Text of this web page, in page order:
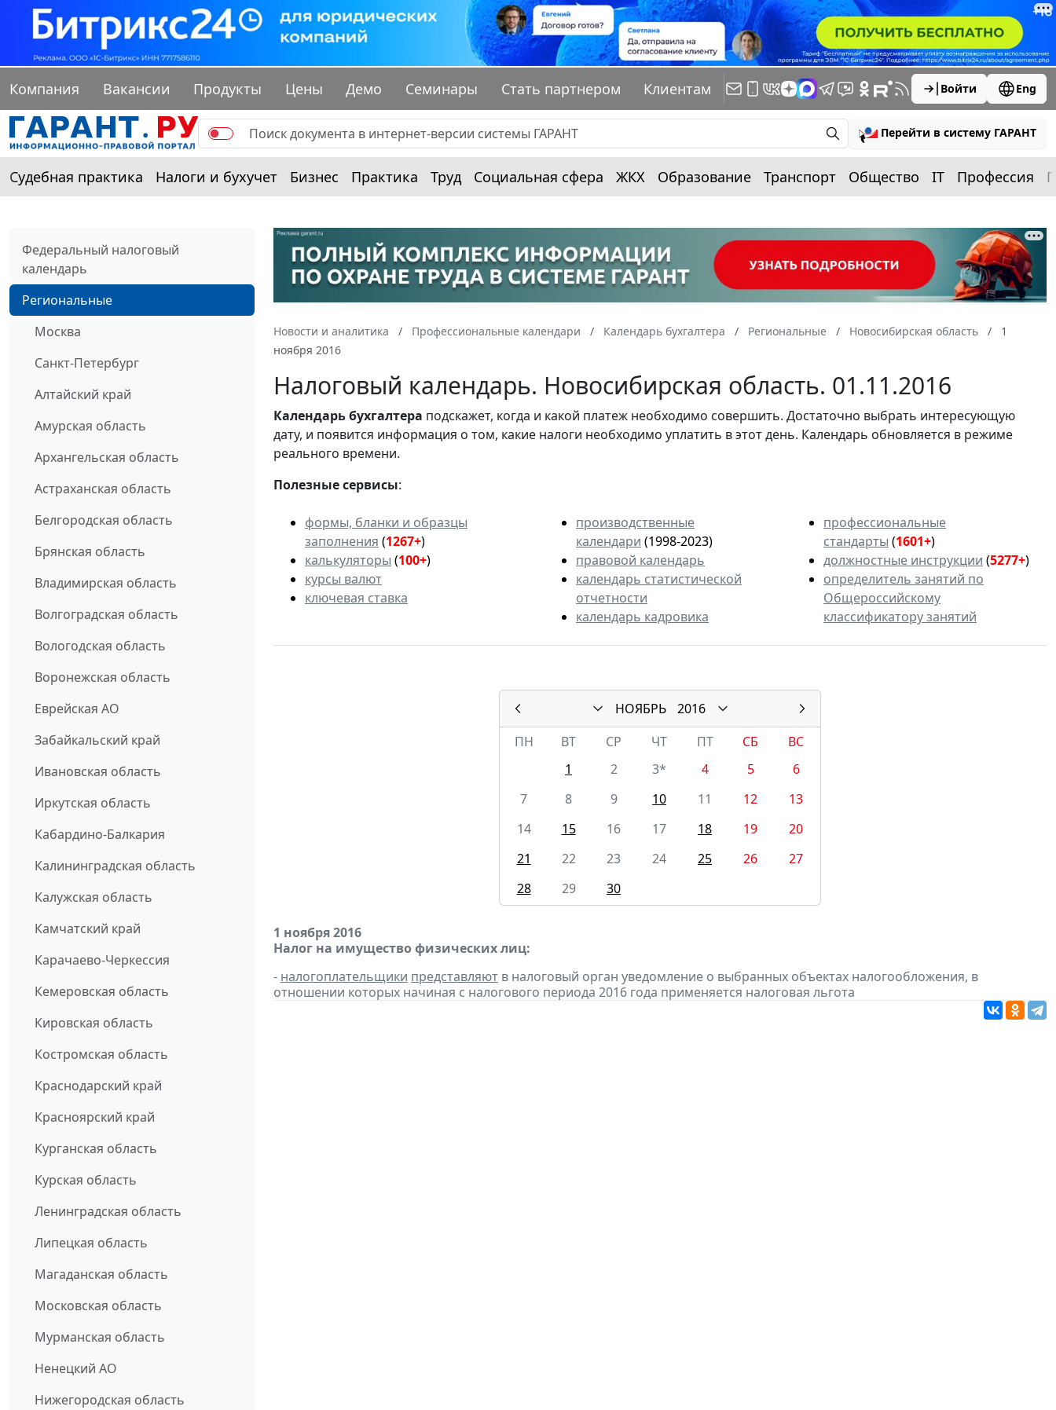
Компания Вакансии Продукты Цены Демо Семинары Стать партнером Клиентам Войти Eng
Перейти в систему ГАРАНТ
Судебная практика Налоги и бухучет Бизнес Практика Труд Социальная сфера ЖКХ Образование Транспорт Общество IT Профессия
Федеральный налоговый
календарь
Региональные
Москва
Санкт-Петербург
Алтайский край
Амурская область
Архангельская область
Астраханская область
Белгородская область
Брянская область
Владимирская область
Волгоградская область
Вологодская область
Воронежская область
Еврейская АО
Забайкальский край
Ивановская область
Иркутская область
Кабардино-Балкария
Калининградская область
Калужская область
Камчатский край
Карачаево-Черкессия
Кемеровская область
Кировская область
Костромская область
Краснодарский край
Красноярский край
Курганская область
Курская область
Ленинградская область
Липецкая область
Магаданская область
Московская область
Мурманская область
Ненецкий АО
Нижегородская область
Новости и аналитика Профессиональные календари Календарь бухгалтера Региональные Новосибирская область
1
ноября 2016
Налоговый календарь. Новосибирская область. 01.11.2016
Календарьбухгалтера подскажет, когда и какой платеж необходимо совершить. Достаточно выбрать интересующую
дату, и появится информация о том, какие налоги необходимо уплатить в этот день. Календарь обновляется в режиме
реального времени.
Полезные сервисы:
формы, бланки и образцы
заполнения (1267+)
калькуляторы (100+)
курсы валют
ключевая ставка
производственные
календари (1998-2023)
правовой календарь
календарь статистической
отчетности
календарь кадровика
профессиональные
стандарты (1601+)
должностные инструкции (5277+)
определитель занятий по
Общероссийскому
классификатору занятий
НОЯБРЬ
2016
ПН
ВТ СР ЧТ ПТ СБ
ВС
1
2 3* 4 5
6
7
8 9 10 11 12
13
14
15 16 17 18 19
20
21
22 23 24 25 26
27
28
29 30
1 ноября 2016
Налог на имущество физических лиц:
- налогоплательщики представляют в налоговый орган уведомление о выбранных объектах налогообложения, в
отношении которых начиная с налогового периода 2016 года применяется налоговая льгота